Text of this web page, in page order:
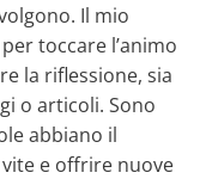
Il mio
toccare l’animo
la riflessione, sia
o articoli. Sono
abbiano il
e offrire nuove